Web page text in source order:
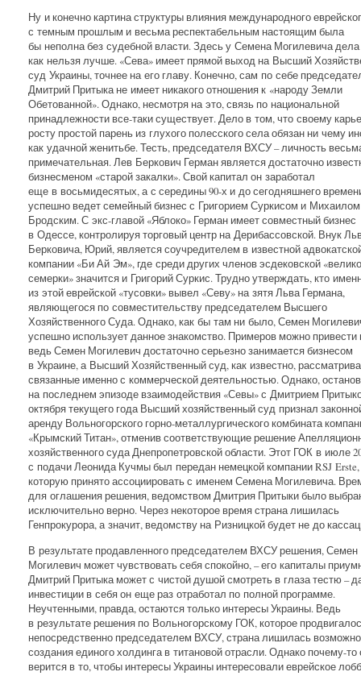
Ну и конечно картина структуры влияния международного
с темным прошлым и весьма респектабельным настоящим была
бы неполна без судебной власти. Здесь у Семена Могилевича дела
как нельзя лучше. «Сева» имеет прямой выход на Высший
суд Украины, точнее на его главу. Конечно, сам по себе
Дмитрий Притыка не имеет никакого отношения к «народу Земли
Обетованной». Однако, несмотря на это, связь по национальной
принадлежности все-таки существует. Дело в том, что своему
росту простой парень из глухого полесского села обязан ни чему
как удачной женитьбе. Тесть, председателя ВХСУ – личность
примечательная. Лев Беркович Герман является достаточно
бизнесменом «старой закалки». Свой капитал он заработал
еще в восьмидесятых, а с середины 90-х и до сегодняшнего
успешно ведет семейный бизнес с Григорием Суркисом и Михаилом
Бродским. С экс-главой «Яблоко» Герман имеет совместный бизнес
в Одессе, контролируя торговый центр на Дерибассовской. Внук
Берковича, Юрий, является соучредителем в известной
компании «Би Ай Эм», где среди других членов эсдековской
семерки» значится и Григорий Суркис. Трудно утверждать, кто
из этой еврейской «тусовки» вывел «Севу» на зятя Льва Германа,
являющегося по совместительству председателем Высшего
Хозяйственного Суда. Однако, как бы там ни было, Семен
успешно использует данное знакомство. Примеров можно привести
ведь Семен Могилевич достаточно серьезно занимается бизнесом
в Украине, а Высший Хозяйственный суд, как известно,
связанные именно с коммерческой деятельностью. Однако,
на последнем эпизоде взаимодействия «Севы» с Дмитрием
октября текущего года Высший хозяйственный суд признал
аренду Вольногорского горно-металлургического комбината
«Крымский Титан», отменив соответствующие решение
хозяйственного суда Днепропетровской области. Этот ГОК в июле
с подачи Леонида Кучмы был передан немецкой компании RSJ Erste,
которую принято ассоциировать с именем Семена Могилевича.
для оглашения решения, ведомством Дмитрия Притыки было
исключительно верно. Через некоторое время страна лишилась
Генпрокурора, а значит, ведомству на Ризницкой будет не до
В результате продавленного председателем ВХСУ решения, Семен
Могилевич может чувствовать себя спокойно, – его капиталы
Дмитрий Притыка может с чистой душой смотреть в глаза тестю –
инвестиции в себя он еще раз отработал по полной программе.
Неучтенными, правда, остаются только интересы Украины. Ведь
в результате решения по Вольногорскому ГОК, которое
непосредственно председателем ВХСУ, страна лишилась
создания единого холдинга в титановой отрасли. Однако почему-то
верится в то, чтобы интересы Украины интересовали еврейское